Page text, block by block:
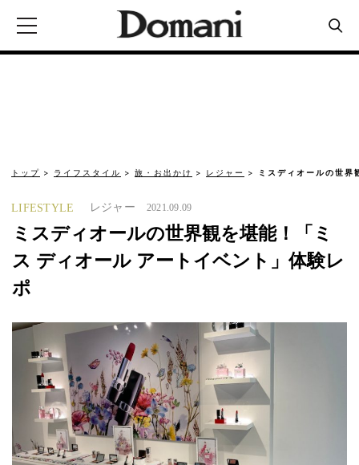
トップ ライフスタイル 旅・お出かけ レジャー ミスディオールの世
LIFESTYLE レジャー 2021.09.09
ミスディオールの世界観を堪能！「ミ
ス ディオール アートイベント」体験レ
ポ